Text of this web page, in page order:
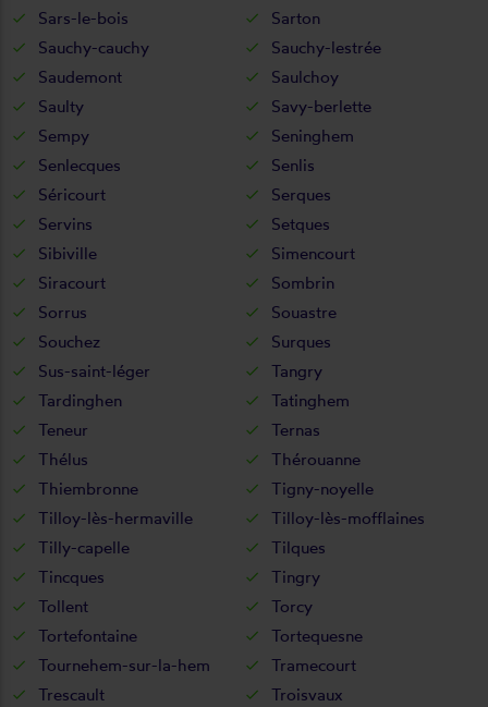
Sars-le-bois
Sarton
Sauchy-cauchy
Sauchy-lestrée
Saudemont
Saulchoy
Saulty
Savy-berlette
Sempy
Seninghem
Senlecques
Senlis
Séricourt
Serques
Servins
Setques
Sibiville
Simencourt
Siracourt
Sombrin
Sorrus
Souastre
Souchez
Surques
Sus-saint-léger
Tangry
Tardinghen
Tatinghem
Teneur
Ternas
Thélus
Thérouanne
Thiembronne
Tigny-noyelle
Tilloy-lès-hermaville
Tilloy-lès-mofflaines
Tilly-capelle
Tilques
Tincques
Tingry
Tollent
Torcy
Tortefontaine
Tortequesne
Tournehem-sur-la-hem
Tramecourt
Trescault
Troisvaux